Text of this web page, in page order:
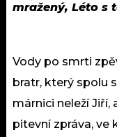
mražený, Léto s
Vody po smrti
bratr, který spolu
márnici neleží Jiří,
pitevní zpráva, ve